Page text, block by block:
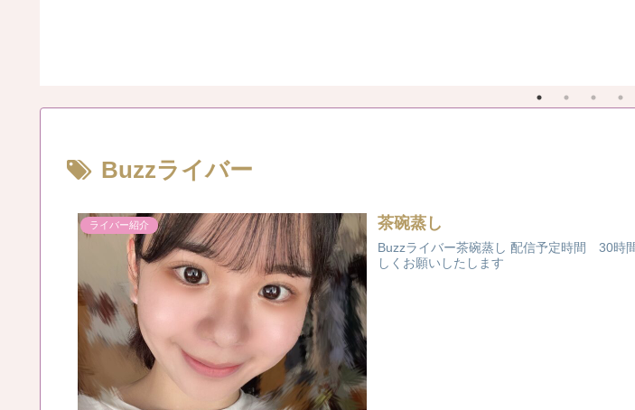
Buzzライバー
ライバー紹介 茶碗蒸し
Buzzライバー茶碗蒸し 配信予定時間 30時
しくお願いしたします